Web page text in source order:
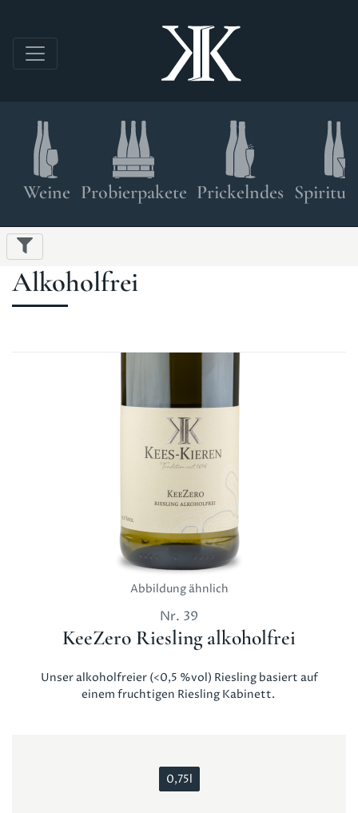
Shop navigation
Weine Probierpakete Prickelndes
Alkoholfrei
Abbildung ähnlich
Nr. 39
KeeZero Riesling alkoholfrei
Unser alkoholfreier (<0,5 %vol) Riesling basiert auf
einem fruchtigen Riesling Kabinett.
0,75l